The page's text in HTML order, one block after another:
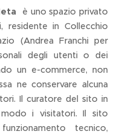
è uno spazio privato
residente in Collecchio
(Andrea Franchi per
degli utenti o dei
un e-commerce, non
ne conservare alcuna
Il curatore del sito in
i visitatori. Il sito
tecnico,